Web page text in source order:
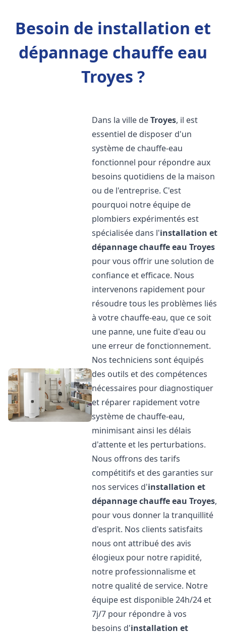
Besoin de installation et
dépannage chauffe eau
Troyes ?
Dans la ville deTroyes, il est
essentiel de disposer d'un
système de chauffe-eau
fonctionnel pour répondre aux
besoins quotidiens de la maison
ou de l'entreprise. C'est
pourquoi notre équipe de
plombiers expérimentés est
spécialisée dans l'installation et
dépannage chauffe eau Troyes
pour vous offrir une solution de
confiance et efficace. Nous
intervenons rapidement pour
résoudre tous les problèmes liés
à votre chauffe-eau, que ce soit
une panne, une fuite d'eau ou
une erreur de fonctionnement.
Nos techniciens sont équipés
des outils et des compétences
nécessaires pour diagnostiquer
et réparer rapidement votre
système de chauffe-eau,
minimisant ainsi les délais
d'attente et les perturbations.
Nous offrons des tarifs
compétitifs et des garanties sur
nos services d'installation et
dépannage chauffe eau Troyes,
pour vous donner la tranquillité
d'esprit. Nos clients satisfaits
nous ont attribué des avis
élogieux pour notre rapidité,
notre professionnalisme et
notre qualité de service. Notre
équipe est disponible 24h/24 et
7j/7 pour répondre à vos
besoins d'installation et